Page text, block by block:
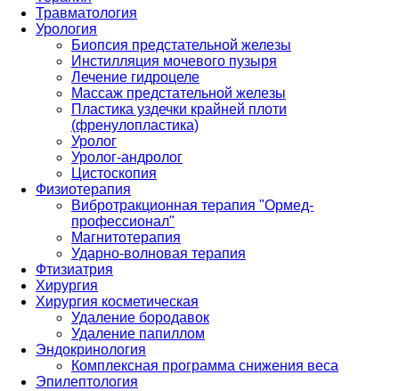
Травматология
Урология
Биопсия предстательной железы
Инстилляция мочевого пузыря
Лечение гидроцеле
Массаж предстательной железы
Пластика уздечки крайней плоти
(френулопластика)
Уролог
Уролог-андролог
Цистоскопия
Физиотерапия
Вибротракционная терапия "Ормед-
профессионал"
Магнитотерапия
Ударно-волновая терапия
Фтизиатрия
Хирургия
Хирургия косметическая
Удаление бородавок
Удаление папиллом
Эндокринология
Комплексная программа снижения веса
Эпилептология